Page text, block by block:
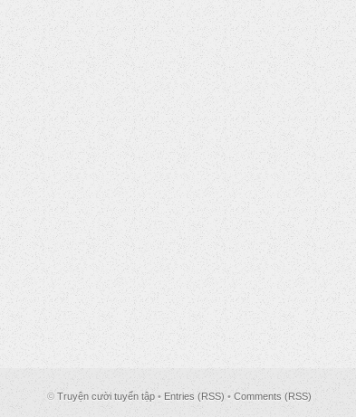
© Truyện cười tuyển tập • Entries (RSS) • Comments (RSS)